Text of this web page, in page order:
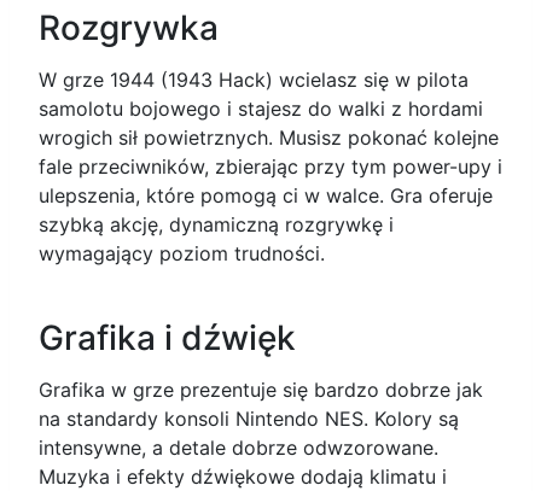
Rozgrywka
W grze 1944 (1943 Hack) wcielasz się w pilota
samolotu bojowego i stajesz do walki z hordami
wrogich sił powietrznych. Musisz pokonać kolejne
fale przeciwników, zbierając przy tym power-upy i
ulepszenia, które pomogą ci w walce. Gra oferuje
szybką akcję, dynamiczną rozgrywkę i
wymagający poziom trudności.
Grafika i dźwięk
Grafika w grze prezentuje się bardzo dobrze jak
na standardy konsoli Nintendo NES. Kolory są
intensywne, a detale dobrze odwzorowane.
Muzyka i efekty dźwiękowe dodają klimatu i